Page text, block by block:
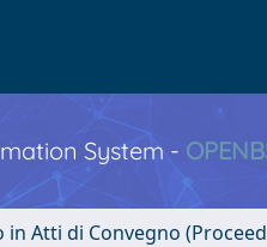
System -
in Atti di Convegno